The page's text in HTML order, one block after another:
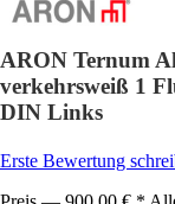
ARON Ternum
verkehrsweiß 1
DIN Links
Erste Bewertung